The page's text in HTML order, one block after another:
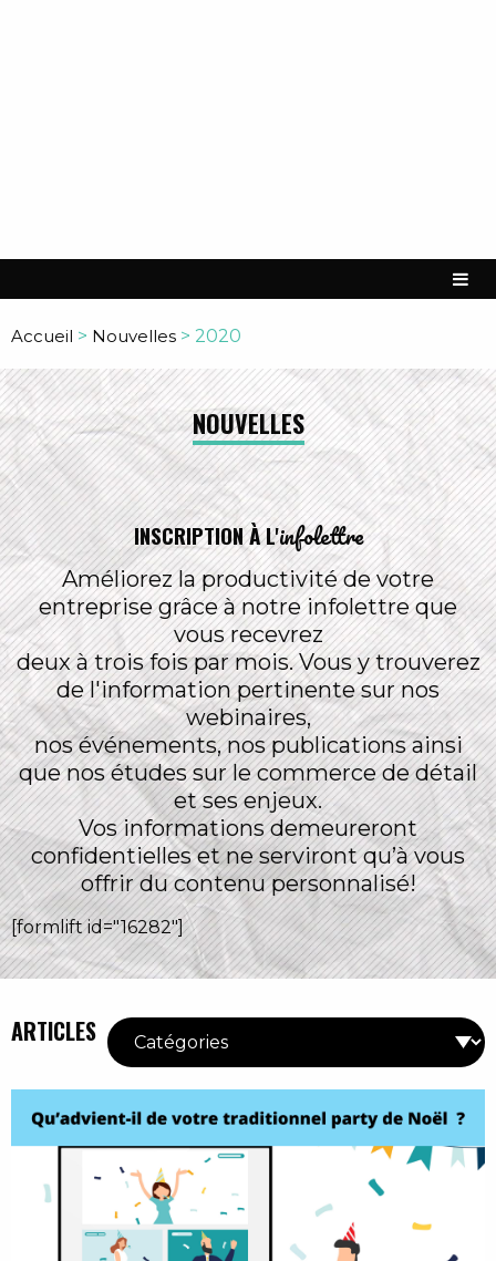
Accueil > Nouvelles > 2020
NOUVELLES
INSCRIPTION À L'infolettre
Améliorez la productivité de votre
entreprise grâce à notre infolettre que
vous recevrez
deux à trois fois par mois. Vous y trouverez
de l'information pertinente sur nos
webinaires,
nos événements, nos publications ainsi
que nos études sur le commerce de détail
et ses enjeux.
Vos informations demeureront
confidentielles et ne serviront qu’à vous
offrir du contenu personnalisé!
[formlift id="16282"]
ARTICLES